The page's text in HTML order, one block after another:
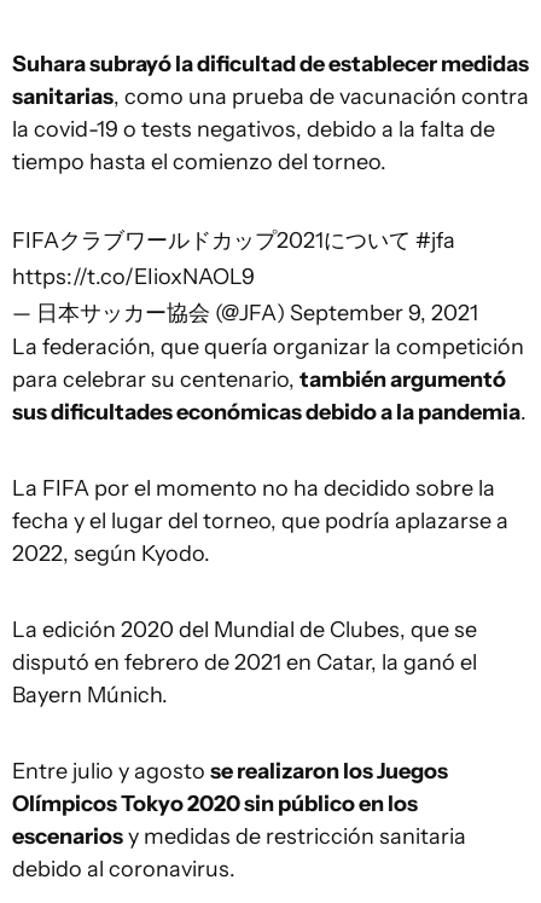
Suhara subrayó la dificultad de establecer medidas
sanitarias, como una prueba de vacunación contra
la covid-19 o tests negativos, debido a la falta de
tiempo hasta el comienzo del torneo.
FIFAクラブワールドカップ2021について #jfa
https://t.co/EIioxNAOL9
— 日本サッカー協会 (@JFA) September 9, 2021
La federación, que quería organizar la competición
para celebrar su centenario, también argumentó
sus dificultades económicas debido a la pandemia.
La FIFA por el momento no ha decidido sobre la
fecha y el lugar del torneo, que podría aplazarse a
2022, según Kyodo.
La edición 2020 del Mundial de Clubes, que se
disputó en febrero de 2021 en Catar, la ganó el
Bayern Múnich.
Entre julio y agosto se realizaron los Juegos
Olímpicos Tokyo 2020 sin público en los
escenariosy medidas de restricción sanitaria
debido al coronavirus.